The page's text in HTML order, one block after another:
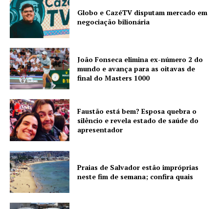
Globo e CazéTV disputam mercado em
negociação bilionária
João Fonseca elimina ex-número 2 do
mundo e avança para as oitavas de
final do Masters 1000
Faustão está bem? Esposa quebra o
silêncio e revela estado de saúde do
apresentador
Praias de Salvador estão impróprias
neste fim de semana; confira quais